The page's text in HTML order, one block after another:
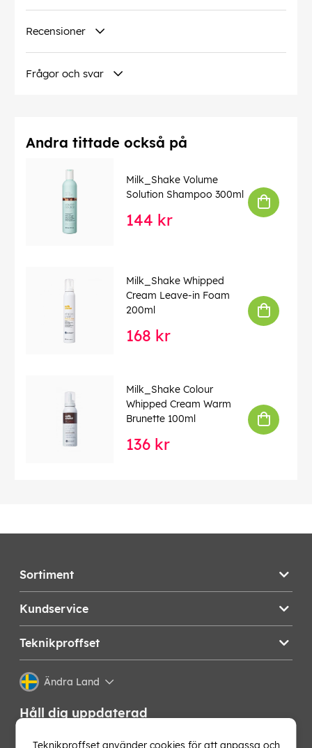
Recensioner
Frågor och svar
Andra tittade också på
Milk_Shake Volume
Solution Shampoo 300ml
144 kr
Milk_Shake Whipped
Cream Leave-in Foam
200ml
168 kr
Milk_Shake Colour
Whipped Cream Warm
Brunette 100ml
136 kr
Sortiment
Kundservice
Teknikproffset
Ändra Land
Håll dig uppdaterad
Få de senaste nyheterna, hetaste erbjudandena och
Teknikproffset använder cookies för att anpassa och